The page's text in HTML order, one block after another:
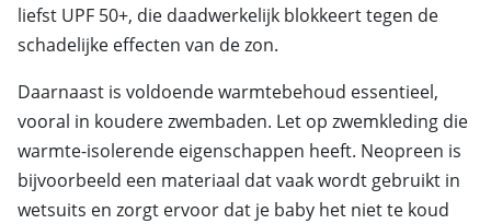
liefst UPF 50+, die daadwerkelijk blokkeert tegen de
schadelijke effecten van de zon.
Daarnaast is voldoende warmtebehoud essentieel,
vooral in koudere zwembaden. Let op zwemkleding die
warmte-isolerende eigenschappen heeft. Neopreen is
bijvoorbeeld een materiaal dat vaak wordt gebruikt in
wetsuits en zorgt ervoor dat je baby het niet te koud